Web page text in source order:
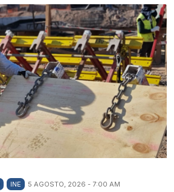
INE 5 AGOSTO, 2026 - 7:00 AM